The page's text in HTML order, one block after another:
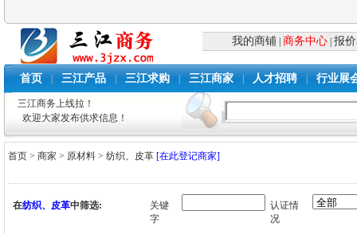
我的商铺 商务中心 |报
首页 三江产品 三江求购 三江商家 人才招聘 行业展
三江商务上线拉！
欢迎大家发布供求信息！
首页 >商家 > 原材料>纺织、皮革 [在此登记商家]
在纺织、皮革中筛选:
关键
字
认证情
况